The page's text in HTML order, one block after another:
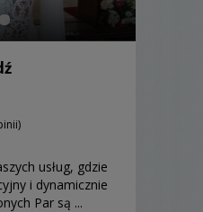
usług, gdzie
i dynamicznie
Par są ...